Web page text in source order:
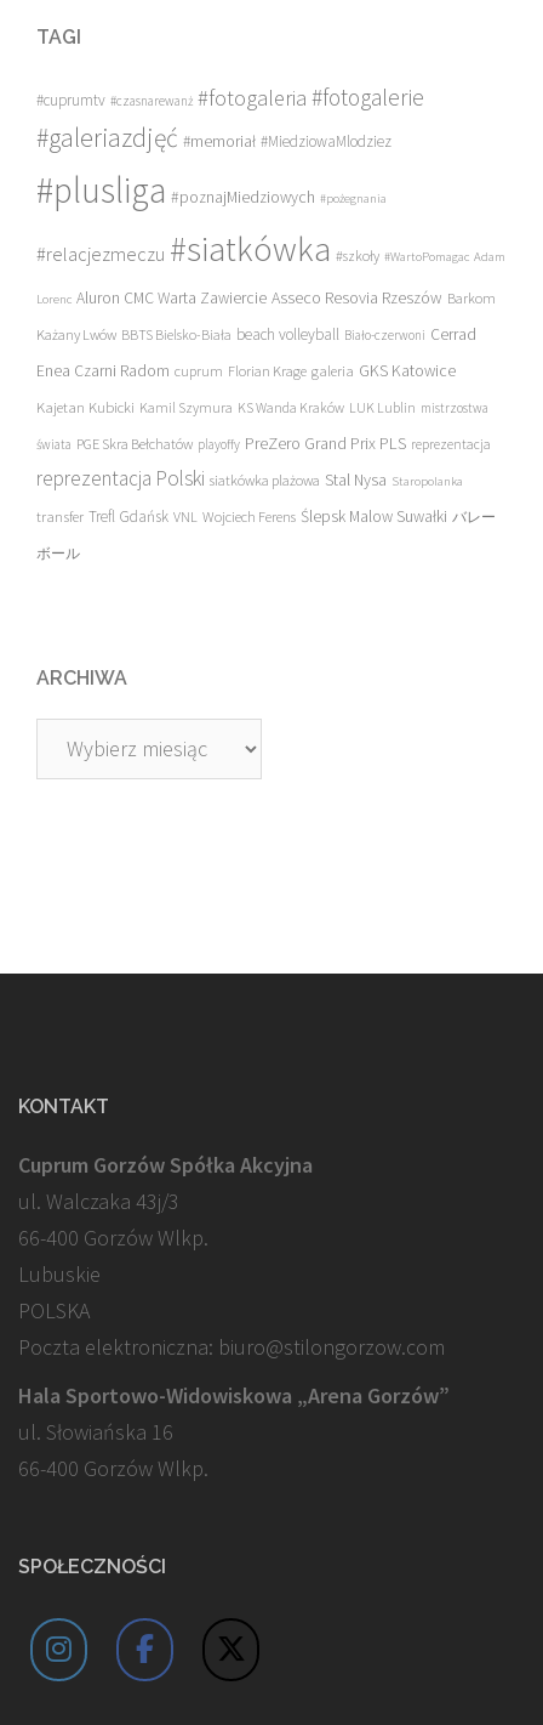
TAGI
#cuprumtv #czasnarewanż #fotogaleria #fotogalerie
#galeriazdjęć #memoriał #MiedziowaMlodziez
#plusliga #poznajMiedziowych #pożegnania
#relacjezmeczu #siatkówka #szkoły #WartoPomagac Adam
Lorenc Aluron CMC Warta Zawiercie Asseco Resovia Rzeszów Barkom
Każany Lwów BBTS Bielsko-Biała beach volleyball Biało-czerwoni Cerrad
Enea Czarni Radom cuprum Florian Krage galeria GKS Katowice
Kajetan Kubicki Kamil Szymura KS Wanda Kraków LUK Lublin mistrzostwa
świata PGE Skra Bełchatów playoffy PreZero Grand Prix PLS reprezentacja
reprezentacja Polski siatkówka plażowa Stal Nysa Staropolanka
transfer Trefl Gdańsk VNL Wojciech Ferens Ślepsk Malow Suwałki バレー
ボール
ARCHIWA
Archiwa
KONTAKT
Cuprum Gorzów Spółka Akcyjna
ul. Walczaka 43j/3
66-400 Gorzów Wlkp.
Lubuskie
POLSKA
Poczta elektroniczna: biuro@stilongorzow.com
Hala Sportowo-Widowiskowa „Arena Gorzów”
ul. Słowiańska 16
66-400 Gorzów Wlkp.
SPOŁECZNOŚCI